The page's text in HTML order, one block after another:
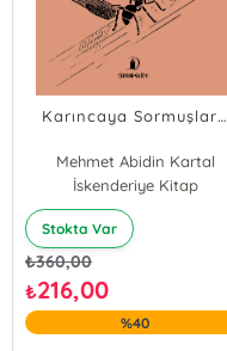
Karıncaya Sormuşlar…
Mehmet Abidin Kartal
İskenderiye Kitap
Stokta Var
₺360,00
₺216,00
%40